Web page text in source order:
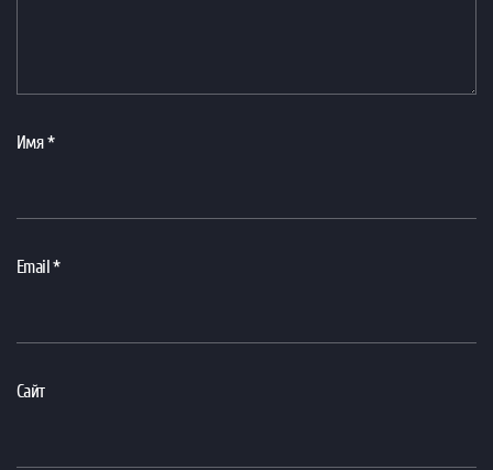
Имя*
Email*
Сайт